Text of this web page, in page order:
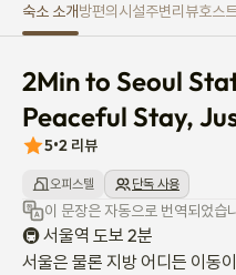
숙소 소개방편의시설주변리뷰호스
2Min to Seoul
Peaceful Stay,
5•2 리뷰
오피스텔 단독 사용
이 문장은 자동으로 번역되었습
🚇 서울역 도보 2분
서울은 물론 지방 어디든 이동